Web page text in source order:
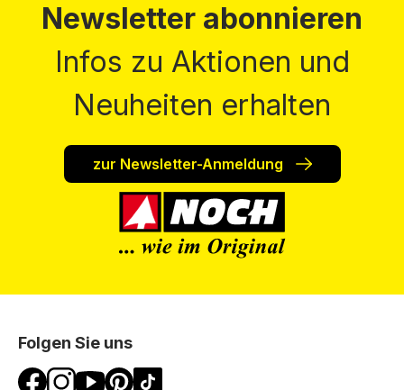
Newsletter abonnieren
Infos zu Aktionen und
Neuheiten erhalten
zur Newsletter-Anmeldung
Folgen Sie uns